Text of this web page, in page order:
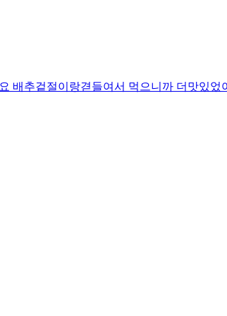
배추겉절이랑겯들여서 먹으니까 더맛있었